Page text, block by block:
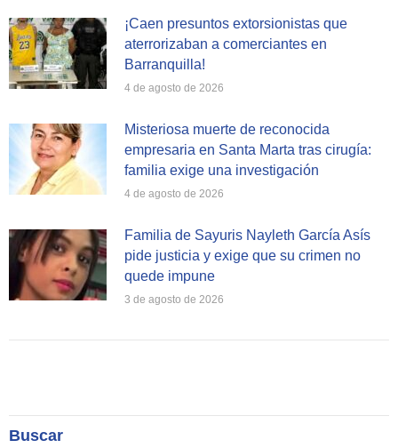
¡Caen presuntos extorsionistas que
aterrorizaban a comerciantes en
Barranquilla!
4 de agosto de 2026
Misteriosa muerte de reconocida
empresaria en Santa Marta tras cirugía:
familia exige una investigación
4 de agosto de 2026
Familia de Sayuris Nayleth García Asís
pide justicia y exige que su crimen no
quede impune
3 de agosto de 2026
Buscar